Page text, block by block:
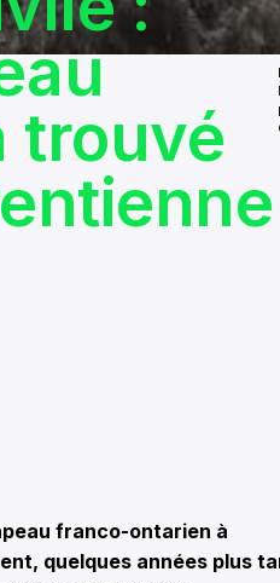
trouvé
franco-ontarien à
quelques années plus